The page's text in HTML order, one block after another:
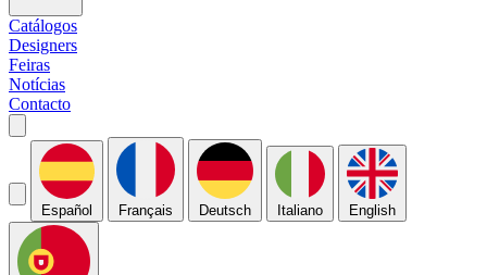
Catálogos
Designers
Feiras
Notícias
Contacto
Español Français Deutsch Italiano English